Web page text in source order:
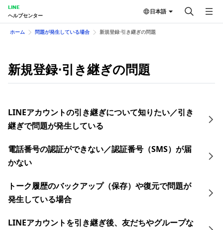
LINE
ヘルプセンター
日本語
ホーム 問題が発生している場合 新規登録⋅引き継ぎの問題
新規登録⋅引き継ぎの問題
LINEアカウントの引き継ぎについて知りたい／引き
継ぎで問題が発生している
電話番号の認証ができない／認証番号（SMS）が届
かない
トーク履歴のバックアップ（保存）や復元で問題が
発生している場合
LINEアカウントを引き継ぎ後、友だちやグループな